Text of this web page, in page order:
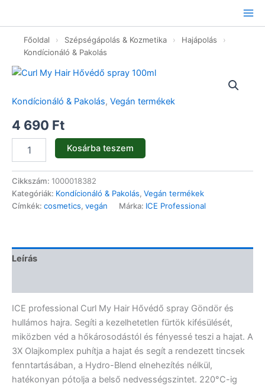
tartalomhoz
Főoldal › Szépségápolás & Kozmetika › Hajápolás
›
Kondícionáló & Pakolás
Kondícionáló & Pakolás, Vegán termékek
4 690 Ft
Curl
Hővédő
spray
100ml
mennyiség
Kosárba teszem
Cikkszám: 1000018382
Kategóriák: Kondícionáló & Pakolás, Vegán termékek
Címkék: cosmetics, vegán Márka: ICE Professional
Leírás
ICE professional Curl My Hair Hővédő spray Göndör és
hullámos hajra. Segíti a kezelhetetlen fürtök kifésülését,
miközben véd a hőkárosodástól és fényessé teszi a hajat. A
3X Olajkomplex puhítja a hajat és segít a rendezett tincsek
fenntartásában, a Hydro-Blend elnehezítés nélkül,
hatékonyan pótolja a belső nedvességszintet. 220°C-ig